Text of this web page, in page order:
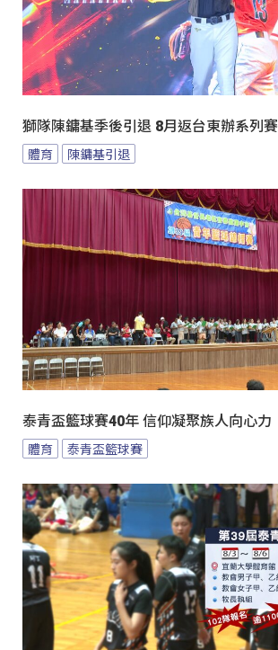
獅隊陳鏞基季後引退 8月返台東辦系列賽
體育 陳鏞基引退
泰青盃籃球賽40年 信仰凝聚族人向心力
體育 泰青盃籃球賽